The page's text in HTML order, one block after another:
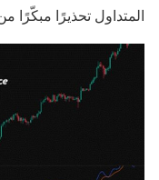
المتداول تحذيرًا مبكّرًا